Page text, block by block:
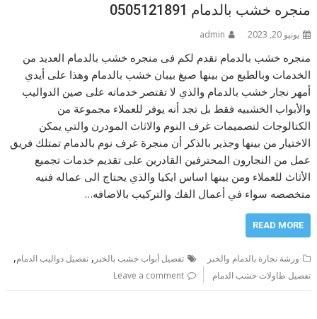
منجره خشب بالدمام 0505121891
يونيو 20, 2023 admin
منجره خشب بالدمام تقدم لكم فى منجره خشب بالدمام العديد من
الخدمات وبالطبع من بينها صبغ بيبان خشب بالدمام وهذا على أيدي
أمهر نجار خشب بالدمام والذي لا تقتصر خدماته على صين الدواليب
والأبواب الخشبيه فقط بل تجد أنه يوفر للعملاء مجموعة من
الكتالوجات لتصميمات غرف النوم والاثاث المودرن والتي يمكن
الاختيار من بينها وجذير بالذكر أن منجرة غرف نوم بالدمام تمتلك فريق
عمل من النجارون المحترفين القادرين على تقديم خدمات تجميع
الأثاث للعملاء ومن بينها اساس ايكيا والذي يحتاج الى عماله فنيه
متخصصه سواء في أعمال الفك والتركيب بالاضافه…
READ MORE
ورشة نجارة بالدمام والخبر تفصيل أبواب خشب بالخبر ,تفصيل دواليب الدمام,
تفصيل طاولات خشب الدمام Leave a comment